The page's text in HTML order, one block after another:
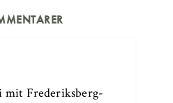
Frederiksberg-